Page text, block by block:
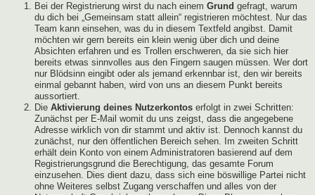
Bei der Registrierung wirst du nach einem Grund gefragt, warum
du dich bei „Gemeinsam statt allein“ registrieren möchtest. Nur das
Team kann einsehen, was du in diesem Textfeld angibst. Damit
möchten wir gern bereits ein klein wenig über dich und deine
Absichten erfahren und es Trollen erschweren, da sie sich hier
bereits etwas sinnvolles aus den Fingern saugen müssen. Wer dort
nur Blödsinn eingibt oder als jemand erkennbar ist, den wir bereits
einmal gebannt haben, wird von uns an diesem Punkt bereits
aussortiert.
Die Aktivierung deines Nutzerkontos erfolgt in zwei Schritten:
Zunächst per E-Mail womit du uns zeigst, dass die angegebene
Adresse wirklich von dir stammt und aktiv ist. Dennoch kannst du
zunächst, nur den öffentlichen Bereich sehen. Im zweiten Schritt
erhält dein Konto von einem Administratoren basierend auf dem
Registrierungsgrund die Berechtigung, das gesamte Forum
einzusehen. Dies dient dazu, dass sich eine böswillige Partei nicht
ohne Weiteres selbst Zugang verschaffen und alles von der